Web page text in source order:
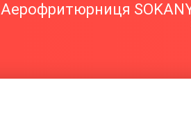
Аерофритюрниця